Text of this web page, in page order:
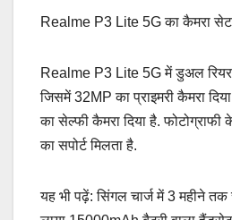
Realme P3 Lite 5G का कैमरा
Realme P3 Lite 5G में डुअल रियर
जिसमें 32MP का प्राइमरी कैमरा
का सेल्फी कैमरा दिया है.
का सपोर्ट मिलता है.
यह भी पढ़ें: सिंगल चार्ज में 3 महीने